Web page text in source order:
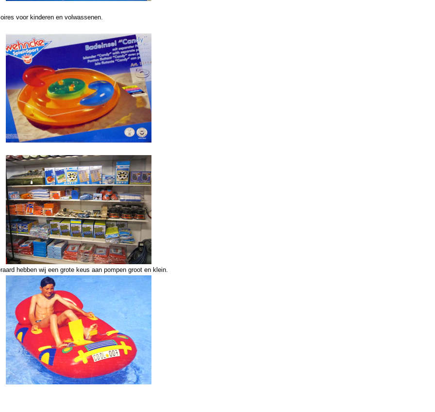
voor kinderen en volwassenen.
hebben wij een grote keus aan pompen groot en klein.